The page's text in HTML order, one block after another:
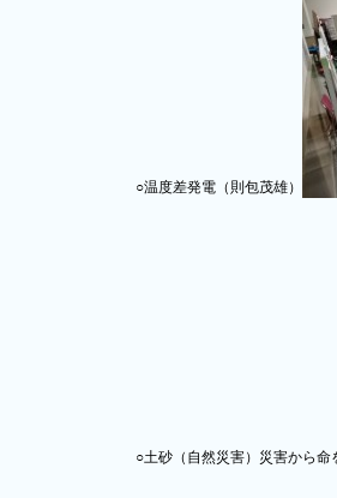
○温度差発電（則包茂雄）
○土砂（自然災害）災害から命